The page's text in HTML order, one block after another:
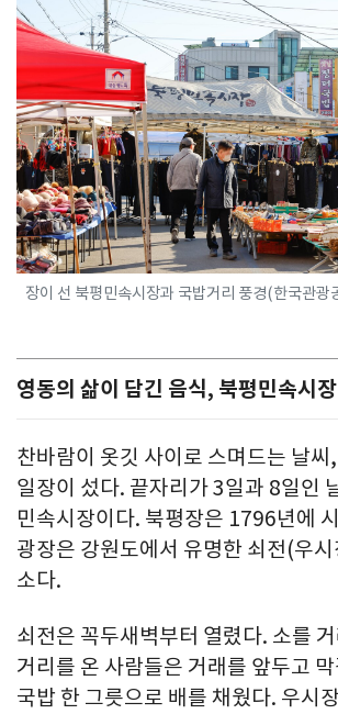
장이 선 북평민속시장과 국밥거리 풍경(한국관광
영동의 삶이 담긴 음식, 북평민속시
찬바람이 옷깃 사이로 스며드는 날씨
일장이 섰다. 끝자리가 3일과 8일인
민속시장이다. 북평장은 1796년에
광장은 강원도에서 유명한 쇠전(우
소다.
쇠전은 꼭두새벽부터 열렸다. 소를
거리를 온 사람들은 거래를 앞두고
국밥 한 그릇으로 배를 채웠다. 우시